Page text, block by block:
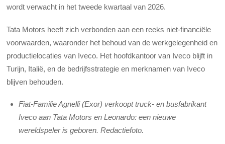
wordt verwacht in het tweede kwartaal van 2026.
Tata Motors heeft zich verbonden aan een reeks niet-financiële
voorwaarden, waaronder het behoud van de werkgelegenheid en
productielocaties van Iveco. Het hoofdkantoor van Iveco blijft in
Turijn, Italië, en de bedrijfsstrategie en merknamen van Iveco
blijven behouden.
Fiat-Familie Agnelli (Exor) verkoopt truck- en busfabrikant
Iveco aan Tata Motors en Leonardo: een nieuwe
wereldspeler is geboren. Redactiefoto.